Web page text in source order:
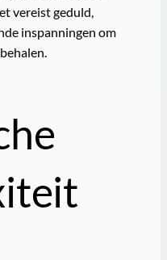
vereist geduld,
inspanningen om